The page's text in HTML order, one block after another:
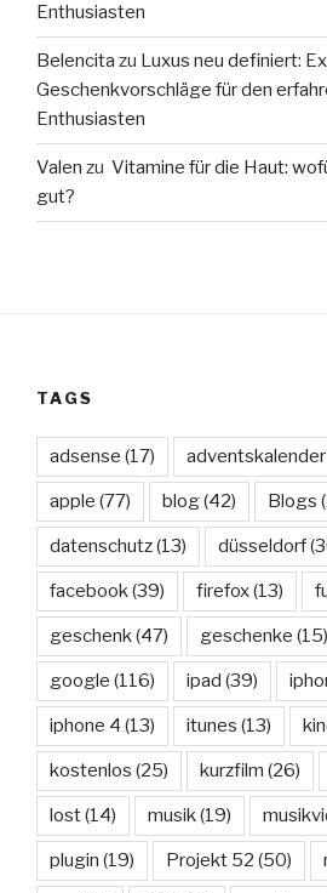
Enthusiasten
Belencita zu Luxus neu definiert:
Geschenkvorschläge für den
Enthusiasten
Valen zu Vitamine für die Haut:
gut?
TAGS
adsense (17) adventskalender
apple (77) blog(42) Blogs
datenschutz(13) düsseldorf
facebook(39) firefox(13)
geschenk(47) geschenke (15)
google (116) ipad (39)
iphone 4 (13) itunes (13)
kostenlos (25) kurzfilm (26)
lost(14) musik(19)
plugin (19) Projekt 52 (50)